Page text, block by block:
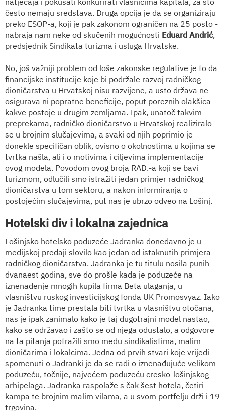
često nemaju sredstava. Druga opcija je da se organiziraju
preko ESOP-a, koji je pak zakonom ograničen na 25 posto -
nabraja nam neke od skučenih mogućnosti Eduard Andrić,
predsjednik Sindikata turizma i usluga Hrvatske.
No, još važniji problem od loše zakonske regulative je to da
financijske institucije koje bi podržale razvoj radničkog
dioničarstva u Hrvatskoj nisu razvijene, a usto država ne
osigurava ni popratne beneficije, poput poreznih olakšica
kakve postoje u drugim zemljama. Ipak, unatoč takvim
preprekama, radničko dioničarstvo u Hrvatskoj realiziralo
se u brojnim slučajevima, a svaki od njih poprimio je
donekle specifičan oblik, ovisno o okolnostima u kojima se
tvrtka našla, ali i o motivima i ciljevima implementacije
ovog modela. Povodom ovog broja RAD.-a koji se bavi
turizmom, odlučili smo istražiti jedan primjer radničkog
dioničarstva u tom sektoru, a nakon informiranja o
postojećim slučajevima, put nas je ubrzo odveo na Lošinj.
Hotelski div i lokalna zajednica
Lošinjsko hotelsko poduzeće Jadranka donedavno je u
medijskoj predaji slovilo kao jedan od istaknutih primjera
radničkog dioničarstva. Jadranka je tu titulu nosila punih
dvanaest godina, sve do prošle kada je poduzeće na
iznenađenje mnogih kupila firma Beta ulaganja, u
vlasništvu ruskog investicijskog fonda UK Promosvyaz. Iako
je Jadranka time prestala biti tvrtka u vlasništvu otočana,
nas je ipak zanimalo kako je taj dugotrajni model nastao,
kako se održavao i zašto se od njega odustalo, a odgovore
na ta pitanja potražili smo među sindikalistima, malim
dioničarima i lokalcima. Jedna od prvih stvari koje vrijedi
spomenuti o Jadranki je da se radi o iznenađujuće velikom
poduzeću, točnije, najvećem poduzeću cresko-lošinjskog
arhipelaga. Jadranka raspolaže s čak šest hotela, četiri
kampa te brojnim malim vilama, a u svom portfelju drži i 19
trgovina.